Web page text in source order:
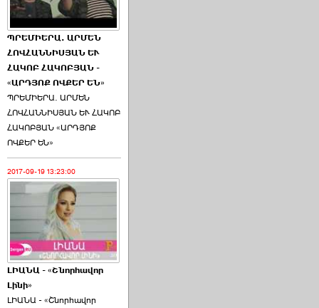
ՊՐԵՄԻԵՐԱ. ԱՐՄԵՆ
ՀՈՎՀԱՆՆԻՍՅԱՆ ԵՒ
ՀԱԿՈԲ ՀԱԿՈԲՅԱՆ -
«ԱՐԴՅՈՔ ՈՎՔԵՐ ԵՆ»
ՊՐԵՄԻԵՐԱ. ԱՐՄԵՆ
ՀՈՎՀԱՆՆԻՍՅԱՆ ԵՒ ՀԱԿՈԲ
ՀԱԿՈԲՅԱՆ «ԱՐԴՅՈՔ
ՈՎՔԵՐ ԵՆ»
2017-09-19 13:23:00
ԼԻԱՆԱ - «Շնորհավոր
Լինի»
ԼԻԱՆԱ - «Շնորհավոր